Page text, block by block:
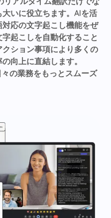
いに役立ちます。AIを活
応の文字起こし機能をぜ
起こしを自動化すること
ション事項により多くの
向上に直結します。
の業務をもっとスムーズ